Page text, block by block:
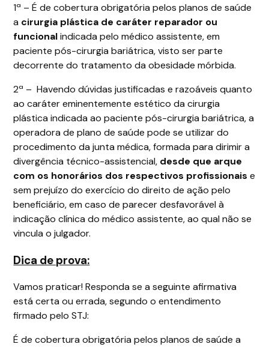
1ª – É de cobertura obrigatória pelos planos de saúde
a cirurgia plástica de caráter reparador ou
funcionalindicada pelo médico assistente, em
paciente pós-cirurgia bariátrica, visto ser parte
decorrente do tratamento da obesidade mórbida.
2ª – Havendo dúvidas justificadas e razoáveis quanto
ao caráter eminentemente estético da cirurgia
plástica indicada ao paciente pós-cirurgia bariátrica, a
operadora de plano de saúde pode se utilizar do
procedimento da junta médica, formada para dirimir a
divergência técnico-assistencial, desde que arque
com os honorários dos respectivos profissionais e
sem prejuízo do exercício do direito de ação pelo
beneficiário, em caso de parecer desfavorável à
indicação clínica do médico assistente, ao qual não se
vincula o julgador.
Dica de prova:
Vamos praticar! Responda se a seguinte afirmativa
está certa ou errada, segundo o entendimento
firmado pelo STJ:
É de cobertura obrigatória pelos planos de saúde a